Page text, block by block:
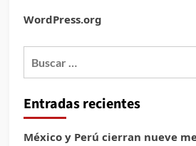
WordPress.org
Entradas recientes
México y Perú cierran nueve